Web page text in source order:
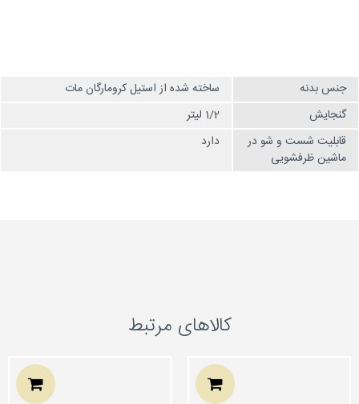
جنس بدنه
ساخته شده از استیل کرومارگان مات
گنجایش
1/2 لیتر
قابلیت شست و شو در
ماشین ظرفشویی
دارد
کالاهای مرتبط